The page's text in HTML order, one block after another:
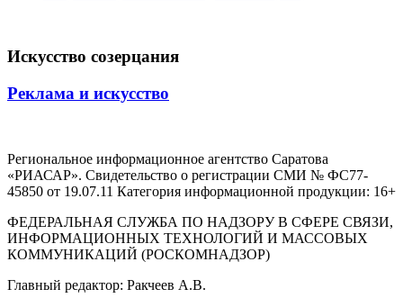
Искусство созерцания
Реклама и искусство
Региональное информационное агентство Саратова
«РИАСАР». Свидетельство о регистрации СМИ № ФС77-
45850 от 19.07.11 Категория информационной продукции: 16+
ФЕДЕРАЛЬНАЯ СЛУЖБА ПО НАДЗОРУ В СФЕРЕ СВЯЗИ,
ИНФОРМАЦИОННЫХ ТЕХНОЛОГИЙ И МАССОВЫХ
КОММУНИКАЦИЙ (РОСКОМНАДЗОР)
Главный редактор: Ракчеев А.В.